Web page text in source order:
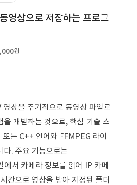
영상으로 저장하는 프로그
원
영상을 주기적으로 동영상 파일로
을 개발하는 것으로, 핵심 기술 스
는 C++ 언어와 FFMPEG 라이
다. 주요 기능으로는
에서 카메라 정보를 읽어 IP 카메
간으로 영상을 받아 지정된 폴더